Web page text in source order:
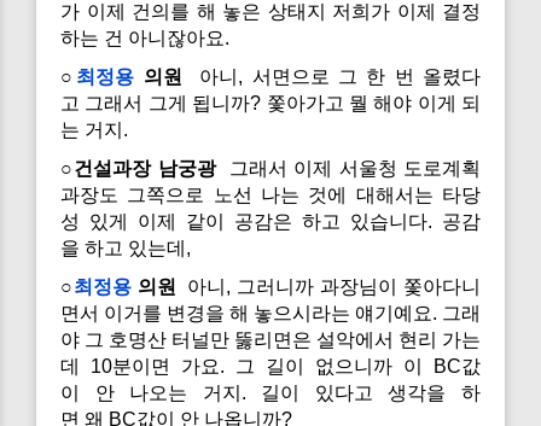
가 이제 건의를 해 놓은 상태지 저희가 이제 결정
하는 건 아니잖아요.
○ 최정용 의원
아니, 서면으로 그 한 번 올렸다
고 그래서 그게 됩니까? 쫓아가고 뭘 해야 이게 되
는 거지.
○건설과장 남궁광그래서 이제 서울청 도로계획
과장도 그쪽으로 노선 나는 것에 대해서는 타당
성 있게 이제 같이 공감은 하고 있습니다. 공감
을 하고 있는데,
○최정용의원
아니, 그러니까 과장님이 쫓아다니
면서 이거를 변경을 해 놓으시라는 얘기예요. 그래
야 그 호명산 터널만 뚫리면은 설악에서 현리 가는
데 10분이면 가요. 그 길이 없으니까 이 BC값
이 안 나오는 거지. 길이 있다고 생각을 하
면 왜 BC값이 안 나옵니까?